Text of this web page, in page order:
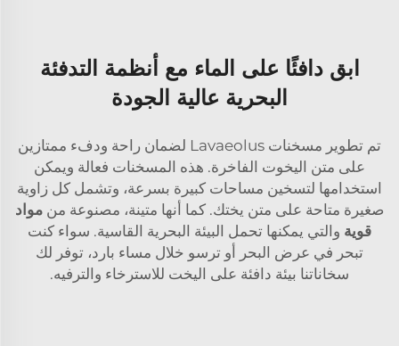
ابق دافئًا على الماء مع أنظمة التدفئة
البحرية عالية الجودة
تم تطوير مسخنات Lavaeolus لضمان راحة ودفء ممتازين
على متن اليخوت الفاخرة. هذه المسخنات فعالة ويمكن
استخدامها لتسخين مساحات كبيرة بسرعة، وتشمل كل زاوية
صغيرة متاحة على متن يختك. كما أنها متينة، مصنوعة من مواد
قوية والتي يمكنها تحمل البيئة البحرية القاسية. سواء كنت
تبحر في عرض البحر أو ترسو خلال مساء بارد، توفر لك
سخاناتنا بيئة دافئة على اليخت للاسترخاء والترفيه.